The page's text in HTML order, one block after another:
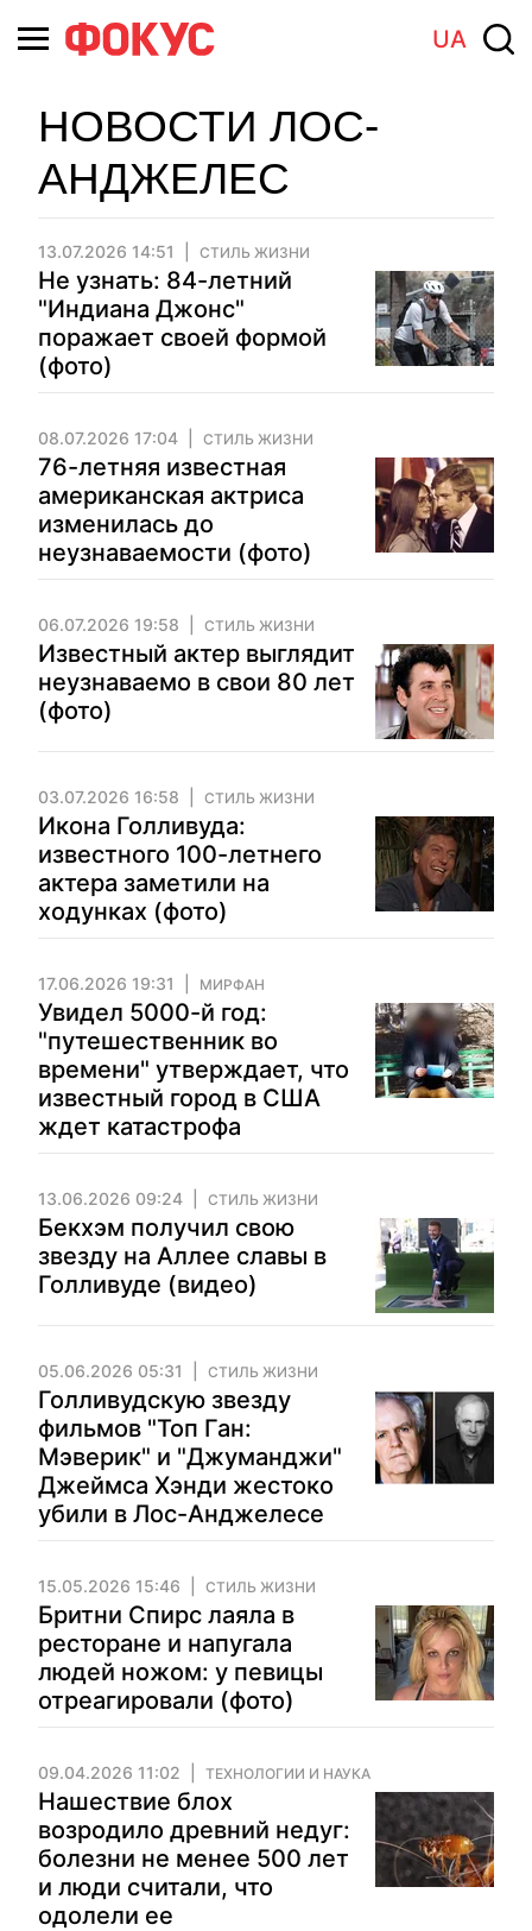
UA
НОВОСТИ ЛОС-
АНДЖЕЛЕС
13.07.2026 14:51 СТИЛЬ ЖИЗНИ
Не узнать: 84-летний
"Индиана Джонс"
поражает своей формой
(фото)
08.07.2026 17:04 СТИЛЬ ЖИЗНИ
76-летняя известная
американская актриса
изменилась до
неузнаваемости (фото)
06.07.2026 19:58 СТИЛЬ ЖИЗНИ
Известный актер выглядит
неузнаваемо в свои 80 лет
(фото)
03.07.2026 16:58 СТИЛЬ ЖИЗНИ
Икона Голливуда:
известного 100-летнего
актера заметили на
ходунках (фото)
17.06.2026 19:31 МИРФАН
Увидел 5000-й год:
"путешественник во
времени" утверждает, что
известный город в США
ждет катастрофа
13.06.2026 09:24 СТИЛЬ ЖИЗНИ
Бекхэм получил свою
звезду на Аллее славы в
Голливуде (видео)
05.06.2026 05:31 СТИЛЬ ЖИЗНИ
Голливудскую звезду
фильмов "Топ Ган:
Мэверик" и "Джуманджи"
Джеймса Хэнди жестоко
убили в Лос-Анджелесе
15.05.2026 15:46 СТИЛЬ ЖИЗНИ
Бритни Спирс лаяла в
ресторане и напугала
людей ножом: у певицы
отреагировали (фото)
09.04.2026 11:02 ТЕХНОЛОГИИ И НАУКА
Нашествие блох
возродило древний недуг:
болезни не менее 500 лет
и люди считали, что
одолели ее